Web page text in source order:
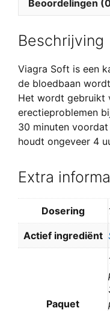
Beoordelingen
Beschrijving
Viagra Soft is een
de bloedbaan
Het wordt gebruikt
erectieproblemen
30 minuten
houdt ongeveer 4
Extra
Dosering
Actief ingrediënt
Paquet